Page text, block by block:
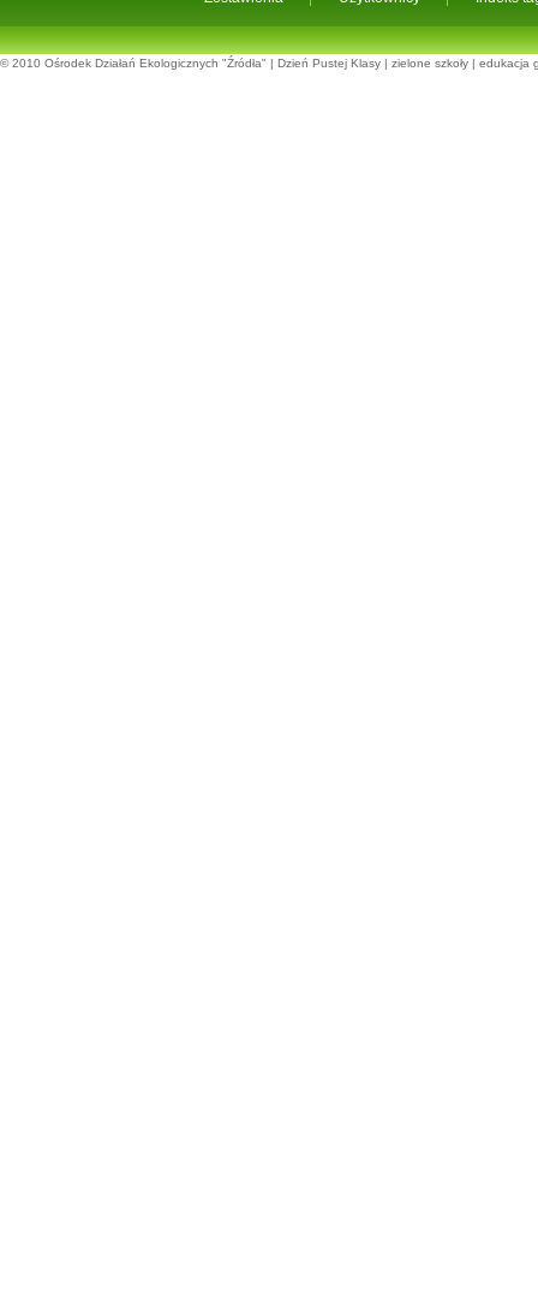
© 2010 Ośrodek Działań Ekologicznych "Źródła" | Dzień Pustej Klasy | zielone szkoły | edukacja